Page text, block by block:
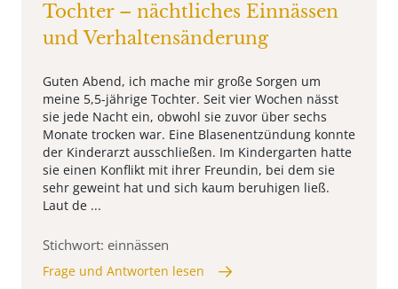
Tochter – nächtliches Einnässen
und Verhaltensänderung
Guten Abend, ich mache mir große Sorgen um
meine 5,5-jährige Tochter. Seit vier Wochen nässt
sie jede Nacht ein, obwohl sie zuvor über sechs
Monate trocken war. Eine Blasenentzündung konnte
der Kinderarzt ausschließen. Im Kindergarten hatte
sie einen Konflikt mit ihrer Freundin, bei dem sie
sehr geweint hat und sich kaum beruhigen ließ.
Laut de ...
Stichwort: einnässen
Frage und Antworten lesen